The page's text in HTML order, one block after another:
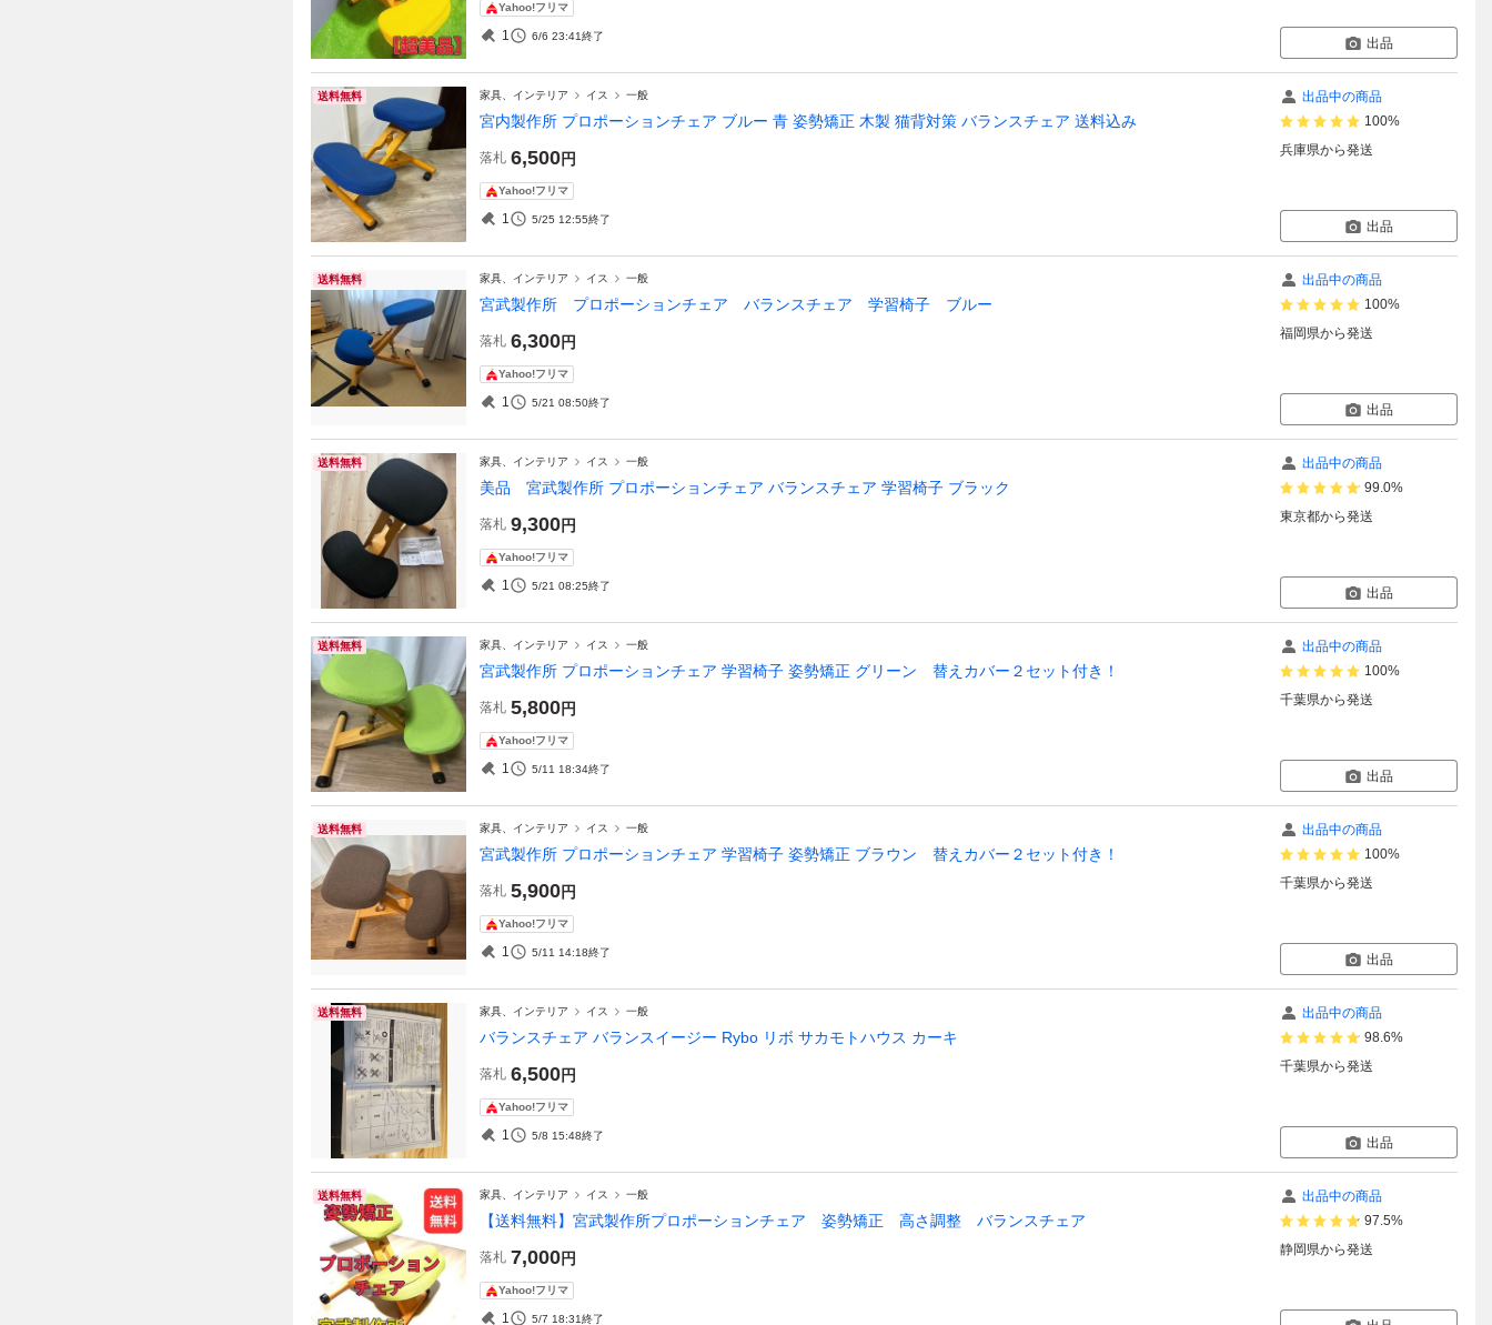
Yahoo!フリマ
1 6/6 23:41終了 出品
送料無料 家具、インテリア イス 一般
宮内製作所 プロポーションチェア ブルー 青 姿勢矯正 木製 猫背対策 バランスチェア 送料込み
落札 6,500円
Yahoo!フリマ
1 5/25 12:55終了
出品中の商品
100%
兵庫県から発送
出品
送料無料 家具、インテリア イス 一般
宮武製作所 プロポーションチェア バランスチェア 学習椅子 ブルー
落札 6,300円
Yahoo!フリマ
1 5/21 08:50終了
出品中の商品
100%
福岡県から発送
出品
送料無料 家具、インテリア イス 一般
美品 宮武製作所 プロポーションチェア バランスチェア 学習椅子 ブラック
落札 9,300円
Yahoo!フリマ
1 5/21 08:25終了
出品中の商品
99.0%
東京都から発送
出品
送料無料 家具、インテリア イス 一般
宮武製作所 プロポーションチェア 学習椅子 姿勢矯正 グリーン 替えカバー２セット付き！
落札 5,800円
Yahoo!フリマ
1 5/11 18:34終了
出品中の商品
100%
千葉県から発送
出品
送料無料 家具、インテリア イス 一般
宮武製作所 プロポーションチェア 学習椅子 姿勢矯正 ブラウン 替えカバー２セット付き！
落札 5,900円
Yahoo!フリマ
1 5/11 14:18終了
出品中の商品
100%
千葉県から発送
出品
送料無料 家具、インテリア イス 一般
バランスチェア バランスイージー Rybo リボ サカモトハウス カーキ
落札 6,500円
Yahoo!フリマ
1 5/8 15:48終了
出品中の商品
98.6%
千葉県から発送
出品
送料無料 家具、インテリア イス 一般
【送料無料】宮武製作所プロポーションチェア 姿勢矯正 高さ調整 バランスチェア
落札 7,000円
Yahoo!フリマ
1 5/7 18:31終了
出品中の商品
97.5%
静岡県から発送